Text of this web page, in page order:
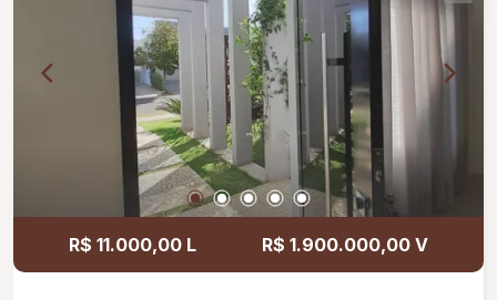
R$ 11.000,00 L R$ 1.900.000,00 V